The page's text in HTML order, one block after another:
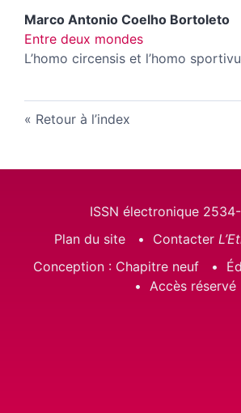
Marco Antonio Coelho Bortoleto
Entre deux mondes
L’homo circensis et l’homo
Retour à l’index
ISSN électronique
Plan du site
Contacter
Conception : Chapitre neuf
Accès réservé